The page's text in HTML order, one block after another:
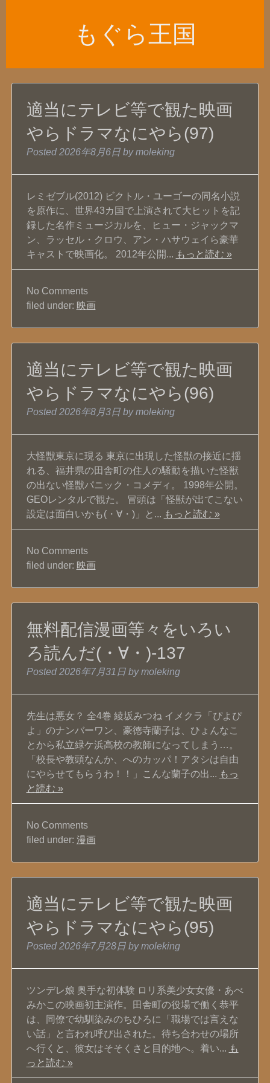
もぐら王国
適当にテレビ等で観た映画
やらドラマなにやら(97)
Posted2026年8月6日 by moleking
レミゼブル(2012) ビクトル・ユーゴーの同名小説
を原作に、世界43カ国で上演されて大ヒットを記
録した名作ミュージカルを、ヒュー・ジャックマ
ン、ラッセル・クロウ、アン・ハサウェイら豪華
キャストで映画化。 2012年公開... もっと読む »
NoComments
filed under: 映画
適当にテレビ等で観た映画
やらドラマなにやら(96)
Posted2026年8月3日 by moleking
大怪獣東京に現る 東京に出現した怪獣の接近に揺
れる、福井県の田舎町の住人の騒動を描いた怪獣
の出ない怪獣パニック・コメディ。 1998年公開。
GEOレンタルで観た。 冒頭は「怪獣が出てこない
設定は面白いかも(・∀・)」と... もっと読む »
NoComments
filed under: 映画
無料配信漫画等々をいろい
ろ読んだ(・∀・)-137
Posted2026年7月31日 by moleking
先生は悪女？ 全4巻 綾坂みつね イメクラ「ぴよぴ
よ」のナンバーワン、豪徳寺蘭子は、ひょんなこ
とから私立緑ケ浜高校の教師になってしまう…。
「校長や教頭なんか、へのカッパ！アタシは自由
にやらせてもらうわ！！」こんな蘭子の出... もっ
と読む »
NoComments
filed under: 漫画
適当にテレビ等で観た映画
やらドラマなにやら(95)
Posted2026年7月28日 by moleking
ツンデレ娘 奥手な初体験 ロリ系美少女女優・あべ
みかこの映画初主演作。田舎町の役場で働く恭平
は、同僚で幼馴染みのちひろに「職場では言えな
い話」と言われ呼び出された。待ち合わせの場所
へ行くと、彼女はそそくさと目的地へ。着い... も
っと読む »